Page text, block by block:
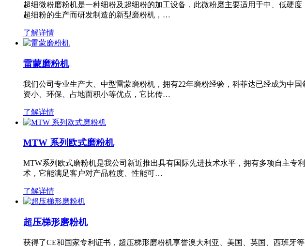
超细微粉磨粉机是一种细粉及超细粉的加工设备，此微粉磨主要适用于中、低硬
超细粉的生产而研发制造的新型磨粉机，…
了解详情
雷蒙磨粉机
我们公司专业生产大、中型雷蒙磨粉机，拥有22年磨粉经验，科菲达已经成为中
资小、环保、占地面积小等优点，它比传…
了解详情
MTW 系列欧式磨粉机
MTW系列欧式磨粉机是我公司新近推出具有国际先进技术水平，拥有多项自主
术，它能满足客户对产品粒度、性能可…
了解详情
超压梯形磨粉机
获得了CE和国家专利证书，超压梯形磨粉机享誉澳大利亚、美国、英国、西班